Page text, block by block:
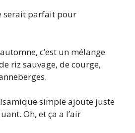
serait parfait pour
c’est un mélange
riz sauvage, de courge,
simple ajoute juste
Oh, et ça a l’air